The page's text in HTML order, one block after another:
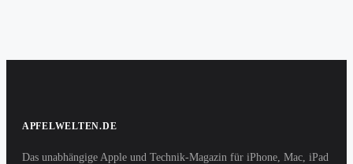
APFELWELTEN.DE
Das unabhängige Apple und Technik-Magazin für iPhone, Mac, iPad